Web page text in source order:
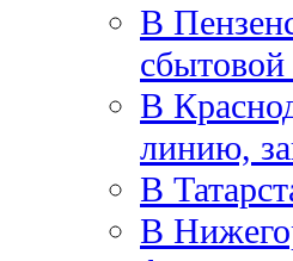
В
сбытовой
В
линию,
В
В